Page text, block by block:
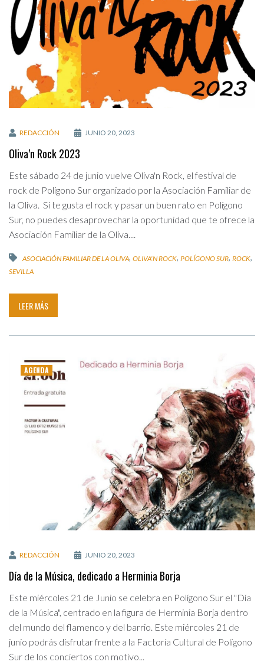
REDACCIÓN JUNIO 20, 2023
Oliva’n Rock 2023
Este sábado 24 de junio vuelve Oliva'n Rock, el festival de
rock de Polígono Sur organizado por la Asociación Familiar de
la Oliva. Si te gusta el rock y pasar un buen rato en Polígono
Sur, no puedes desaprovechar la oportunidad que te ofrece la
Asociación Familiar de la Oliva....
ASOCIACIÓN FAMILIAR DE LA OLIVA, OLIVA'N ROCK, POLÍGONO SUR, ROCK,
SEVILLA
LEER MÁS
AGENDA
REDACCIÓN JUNIO 20, 2023
Día de la Música, dedicado a Herminia Borja
Este miércoles 21 de Junio se celebra en Polígono Sur el "Día
de la Música", centrado en la figura de Herminia Borja dentro
del mundo del flamenco y del barrio. Este miércoles 21 de
junio podrás disfrutar frente a la Factoría Cultural de Polígono
Sur de los conciertos con motivo...